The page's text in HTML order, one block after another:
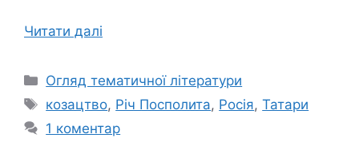
Читати далі
Категорії
Огляд тематичної літератури
Позначки
козацтво, Річ Посполита, Росія,Татари
1 коментар